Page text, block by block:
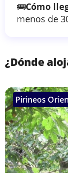
🚌Cómo
menos de
¿Dónde
Pirineos